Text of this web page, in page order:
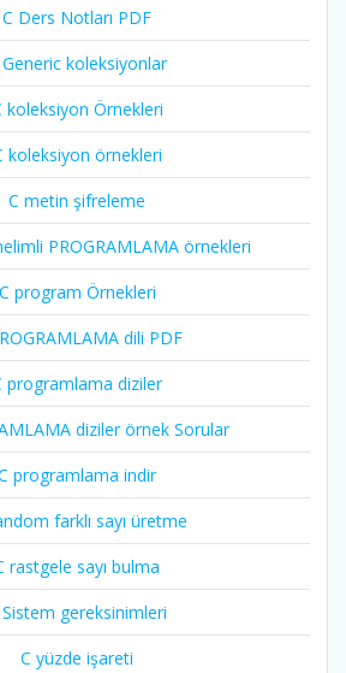
C Ders Notları PDF
Generic koleksiyonlar
koleksiyon Örnekleri
koleksiyon örnekleri
C metin şifreleme
PROGRAMLAMA örnekleri
C program Örnekleri
dili PDF
programlama diziler
diziler örnek Sorular
programlama indir
farklı sayı üretme
rastgele sayı bulma
Sistem gereksinimleri
C yüzde işareti